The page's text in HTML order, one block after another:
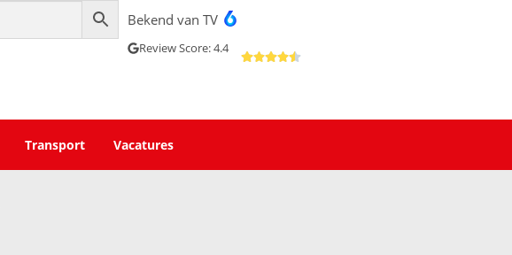
Bekend van TV
Review Score: 4.4
Transport Vacatures